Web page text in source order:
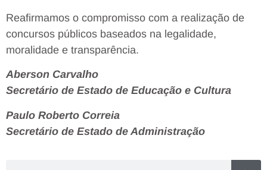
Reafirmamos o compromisso com a realização de
concursos públicos baseados na legalidade,
moralidade e transparência.
Aberson Carvalho
Secretário de Estado de Educação e Cultura
Paulo Roberto Correia
Secretário de Estado de Administração